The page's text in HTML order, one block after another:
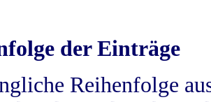
der Einträge
Reihenfolge